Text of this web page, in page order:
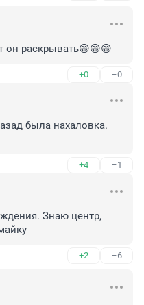
он раскрывать😁😁😁
+0 –0
была нахаловка.
+4 –1
Знаю центр,
+2 –6